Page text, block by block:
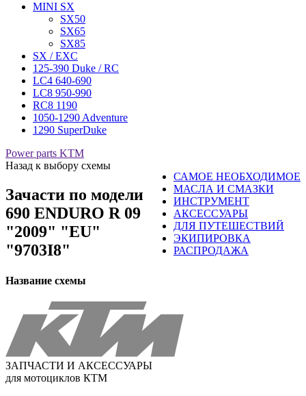
MINI SX
SX50
SX65
SX85
SX / EXC
125-390 Duke / RC
LC4 640-690
LC8 950-990
RC8 1190
1050-1290 Adventure
1290 SuperDuke
Power parts KTM
САМОЕ НЕОБХОДИМОЕ
МАСЛА И СМАЗКИ
ИНСТРУМЕНТ
АКСЕССУАРЫ
ДЛЯ ПУТЕШЕСТВИЙ
ЭКИПИРОВКА
РАСПРОДАЖА
Назад к выбору схемы
Зачасти по модели
690 ENDURO R 09
"2009" "EU"
"9703I8"
Название схемы
ЗАПЧАСТИ И АКСЕССУАРЫ
для мотоциклов КТМ